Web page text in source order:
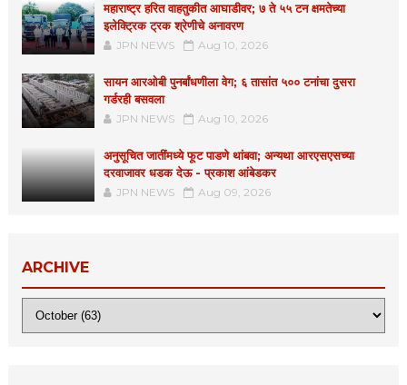
महाराष्ट्र हरित वाहतुकीत आघाडीवर; ७ ते ५५ टन क्षमतेच्या
इलेक्ट्रिक ट्रक श्रेणीचे अनावरण
JPN NEWS Aug 10, 2026
सायन आरओबी पुनर्बांधणीला वेग; ६ तासांत ५०० टनांचा दुसरा
गर्डरही बसवला
JPN NEWS Aug 10, 2026
अनुसूचित जातींमध्ये फूट पाडणे थांबवा; अन्यथा आरएसएसच्या
दरवाजावर धडक देऊ - प्रकाश आंबेडकर
JPN NEWS Aug 09, 2026
ARCHIVE